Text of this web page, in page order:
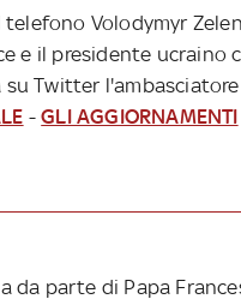
Volodymyr
e il presidente ucraino
Twitter
-GLI AGGIORNAMENTI
da parte di Papa